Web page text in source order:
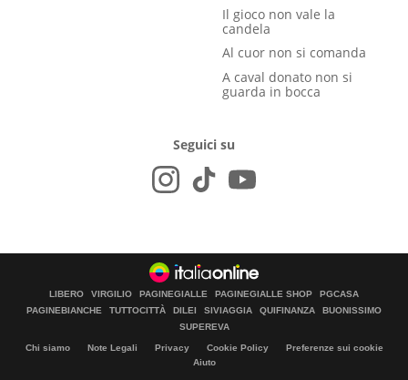
Il gioco non vale la
candela
Al cuor non si comanda
A caval donato non si
guarda in bocca
Seguici su
LIBERO VIRGILIO PAGINEGIALLE PAGINEGIALLE SHOP
PGCASA
PAGINEBIANCHE
TUTTOCITTÀ DILEI SIVIAGGIA QUIFINANZA
BUONISSIMO
SUPEREVA
Chi siamo Note Legali Privacy Cookie Policy
Preferenze sui cookie
Aiuto